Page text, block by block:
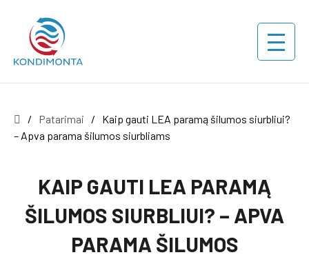
/ Patarimai /
Kaip gauti LEA paramą šilumos siurbliui?
– Apva parama šilumos siurbliams
KAIP GAUTI LEA PARAMĄ
ŠILUMOS SIURBLIUI? – APVA
PARAMA ŠILUMOS